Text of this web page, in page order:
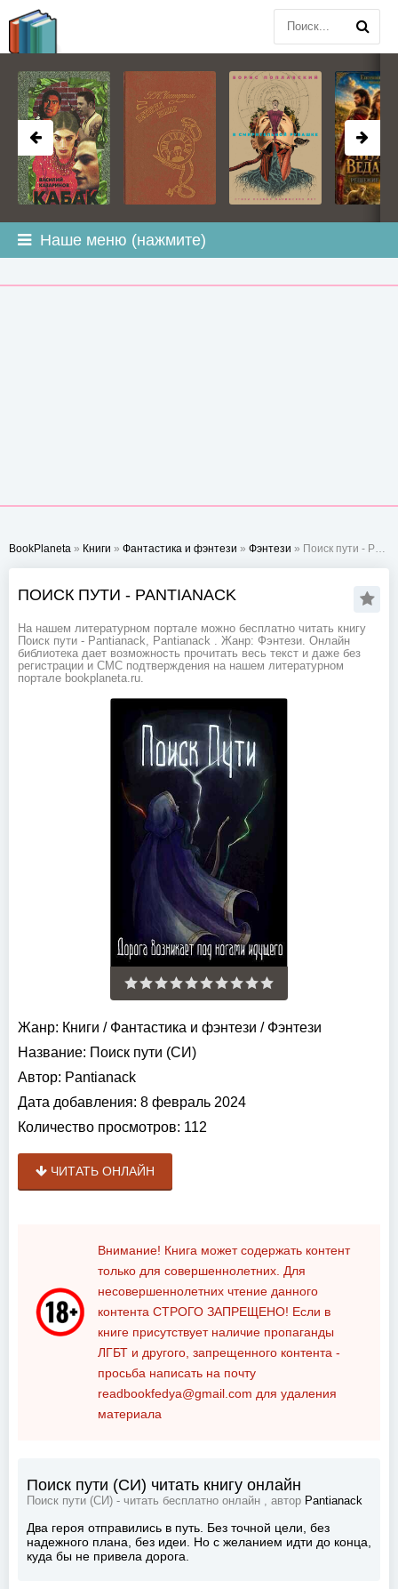
Наше меню (нажмите)
BookPlaneta » Книги » Фантастика и фэнтези » Фэнтези » Поиск пути - Pantianack
ПОИСК ПУТИ - PANTIANACK
На нашем литературном портале можно бесплатно читать книгу
Поиск пути - Pantianack, Pantianack . Жанр: Фэнтези. Онлайн
библиотека дает возможность прочитать весь текст и даже без
регистрации и СМС подтверждения на нашем литературном
портале bookplaneta.ru.
Жанр: Книги / Фантастика и фэнтези / Фэнтези
Название: Поиск пути (СИ)
Автор: Pantianack
Дата добавления: 8 февраль 2024
Количество просмотров: 112
ЧИТАТЬ ОНЛАЙН
Внимание! Книга может содержать контент
только для совершеннолетних. Для
несовершеннолетних чтение данного
контента СТРОГО ЗАПРЕЩЕНО! Если в
книге присутствует наличие пропаганды
ЛГБТ и другого, запрещенного контента -
просьба написать на почту
readbookfedya@gmail.com для удаления
материала
Поиск пути (СИ) читать книгу онлайн
Поиск пути (СИ) - читать бесплатно онлайн , автор Pantianack
Два героя отправились в путь. Без точной цели, без
надежного плана, без идеи. Но с желанием идти до конца,
куда бы не привела дорога.
BOOKPLANETA.COM